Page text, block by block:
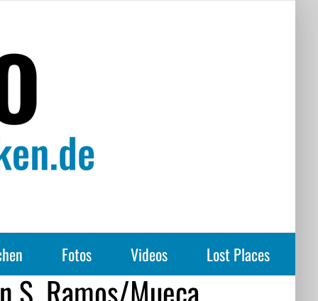
Fotos Videos Lost Places
S. Ramos/Mueca